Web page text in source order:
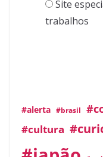
Site
trabalhos
#alerta #brasil
#cultura